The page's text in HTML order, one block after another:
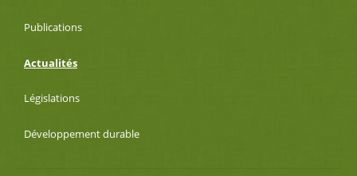
Publications
Actualités
Législations
Développement durable